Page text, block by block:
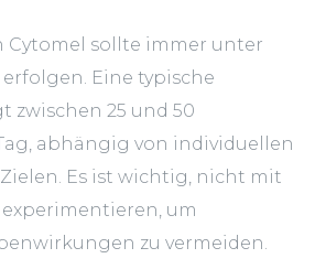
Cytomel sollte immer unter
Eine typische
zwischen 25 und 50
abhängig von individuellen
Es ist wichtig, nicht mit
um
zu vermeiden.